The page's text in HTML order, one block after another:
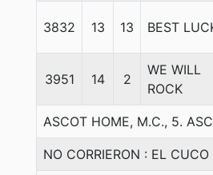
3832 13 13 BEST
3951 14 2
WE WILL
ROCK
ASCOT HOME, M.C., 5.
NO CORRIERON : EL CUCO